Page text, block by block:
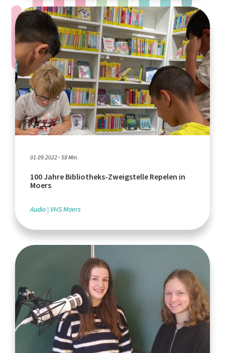
01.09.2022 - 58 Min.
100 Jahre Bibliotheks-Zweigstelle Repelen in
Moers
Audio VHS Moers